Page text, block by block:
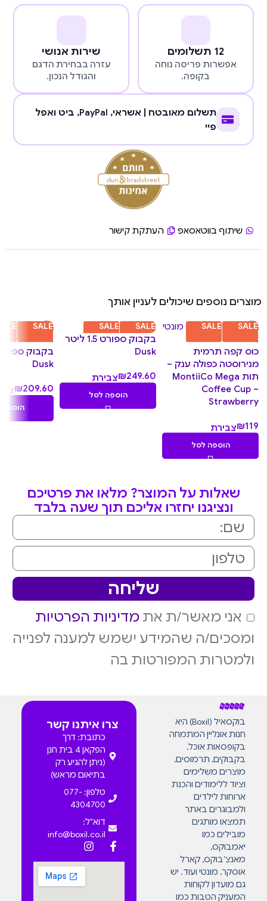
12 תשלומים
אפשרות פריסה נוחה
בקופה.
שירות אנושי
עזרה בבחירת הדגם
והגודל הנכון.
תשלום מאובטח | אשראי, PayPal, ביט ואפל
פיי
שיתוף בווטאסאפ העתקת קישור
מוצרים נוספים שיכולים לעניין אותך
SALE
SALE
כוס קפה תרמית
מנירוסטה כפולה ענק –
תות MontiiCo Mega
Coffee Cup –
Strawberry
₪119
צבירת
הוספה לסל
SALE
SALE
בקבוק ספורט 1.5 ליטר
Dusk
₪249.60
צבירת
24.96
הוספה לסל
SALE
Dusk
₪209.60
הוספה
שאלות על המוצר? מלאו את פרטיכם
ונציגנו יחזרו אליכם תוך שעה בלבד
אני מאשר/ת את מדיניות הפרטיות
ומסכים/ה שהמידע ישמש למענה לפנייה
ולמטרות המפורטות בה
שליחה
בוקסאיל (Boxil) היא
חנות אונליין המתמחה
בקופסאות אוכל,
בקבוקים, תרמוסים,
מוצרים משלימים
וציוד ללימודים והכנת
ארוחות לילדים
ולמבוגרים באתר
תמצאו מותגים
מובילים כמו
יאמבוקס,
מאנצ’בוקס, קארל
אוסקר, מונטי ועוד. יש
גם מועדון לקוחות
המעניק הטבות כמו
צרו איתנו קשר
כתובת: דרך
הפקאן 4 בית חנן
(ניתן להגיע רק
בתיאום מראש)
טלפון: 077-
4304700
דוא"ל:
info@boxil.co.il